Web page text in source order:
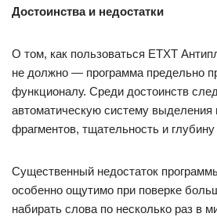
Достоинства и недостатки
О том, как пользоваться ETXT
не должно — программа предельно
функционалу. Среди достоинств
автоматическую систему выделения
фрагментов, тщательность и глубину
Существенный недостаток
особенно ощутимо при поверке
набирать слова по несколько раз в